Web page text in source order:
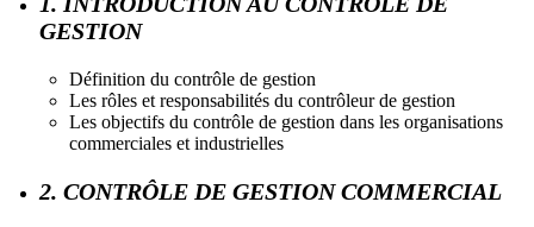
GESTION
Définition du contrôle de gestion
Les rôles et responsabilités du contrôleur de gestion
Les objectifs du contrôle de gestion dans les organisations
commerciales et industrielles
2. CONTRÔLE DE GESTION COMMERCIAL